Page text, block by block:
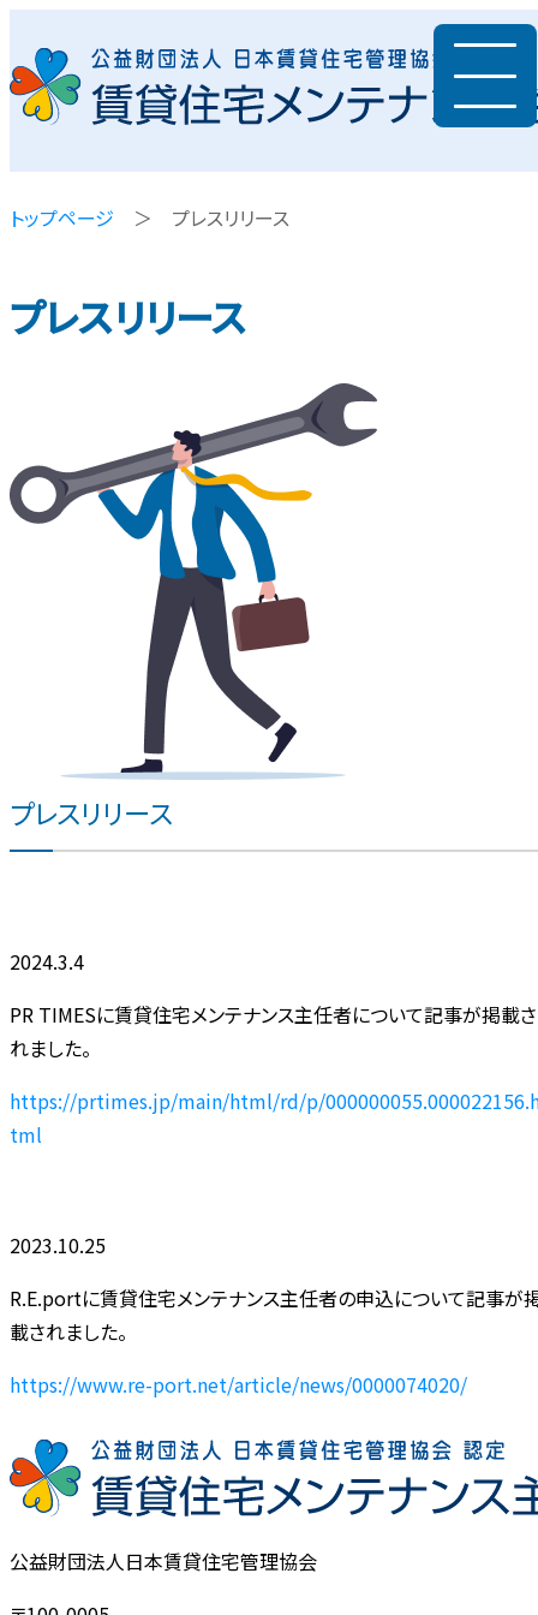
トップページ ＞ プレスリリース
プレスリリース
プレスリリース
2024.3.4
PR TIMESに賃貸住宅メンテナンス主任者について記事が掲載さ
れました。
https://prtimes.jp/main/html/rd/p/
tml
2023.10.25
R.E.portに賃貸住宅メンテナンス主任者の申込について記事が
載されました。
https://www.re-port.net/article/news/0000074020/
公益財団法人日本賃貸住宅管理協会